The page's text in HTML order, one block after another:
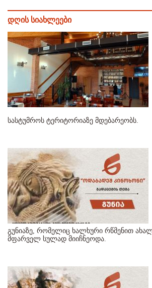
დღის სიახლეები
სასტუმროს ტერიტორიაზე მდებარეობს.
გუნიაზე, რომელიც ხალხური რწმენით
მფარველ სულად მიიჩნეოდა.